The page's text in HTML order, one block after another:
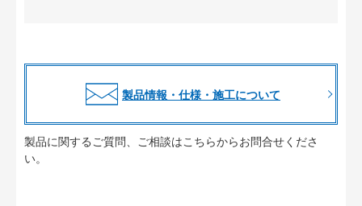
製品情報・仕様・施工について
製品に関するご質問、ご相談はこちらからお問合せくださ
い。